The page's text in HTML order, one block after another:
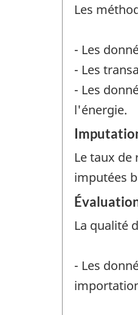
Les
- Les
- Les
- Les
l'énergie.
Le taux
imputées
La qualité
- Les